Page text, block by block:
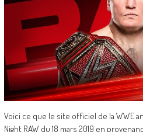
Voici ce que le site officiel de la WWE
Night RAW du 18 mars 2019 en